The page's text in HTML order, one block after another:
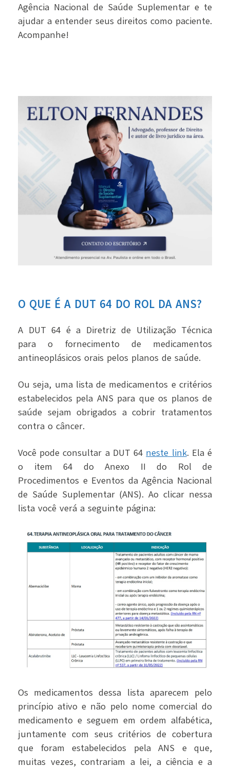
Agência Nacional de Saúde Suplementar e te
ajudar a entender seus direitos como paciente.
Acompanhe!
O QUE É A DUT 64 DO ROL DA ANS?
A DUT 64 é a Diretriz de Utilização Técnica
para o fornecimento de medicamentos
antineoplásicos orais pelos planos de saúde.
Ou seja, uma lista de medicamentos e critérios
estabelecidos pela ANS para que os planos de
saúde sejam obrigados a cobrir tratamentos
contra o câncer.
Você pode consultar a DUT 64 neste link. Ela é
o item 64 do Anexo II do Rol de
Procedimentos e Eventos da Agência Nacional
de Saúde Suplementar (ANS). Ao clicar nessa
lista você verá a seguinte página:
Os medicamentos dessa lista aparecem pelo
princípio ativo e não pelo nome comercial do
medicamento e seguem em ordem alfabética,
juntamente com seus critérios de cobertura
que foram estabelecidos pela ANS e que,
muitas vezes, contrariam a lei, a ciência e a